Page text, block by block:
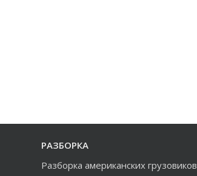
РАЗБОРКА
Разборка американских грузовиков